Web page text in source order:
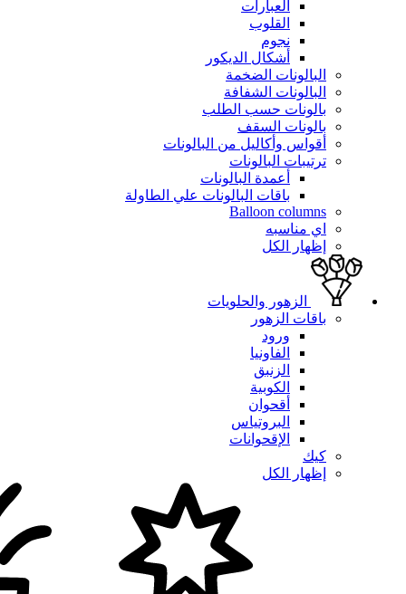
العبارات
القلوب
نجوم
أشكال الديكور
البالونات الضخمة
البالونات الشفافة
بالونات حسب الطلب
بالونات السقف
أقواس وأكاليل من البالونات
ترتيبات البالونات
أعمدة البالونات
باقات البالونات علي الطاولة
Balloon columns
اي مناسبه
إظهار الكل
الزهور والحلويات
باقات الزهور
ورود
الفاونيا
الزنبق
الكوبية
أقحوان
البروتياس
الإقحوانات
كيك
إظهار الكل